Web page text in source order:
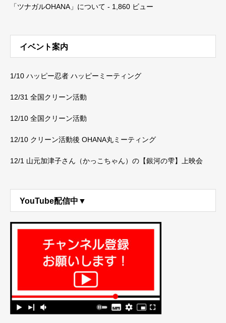
「ツナガルOHANA」について - 1,860 ビュー
イベント案内
1/10 ハッピー忍者 ハッピーミーティング
12/31 全国クリーン活動
12/10 全国クリーン活動
12/10 クリーン活動後 OHANA丸ミーティング
12/1 山元加津子さん（かっこちゃん）の【銀河の雫】上映会
YouTube配信中▼